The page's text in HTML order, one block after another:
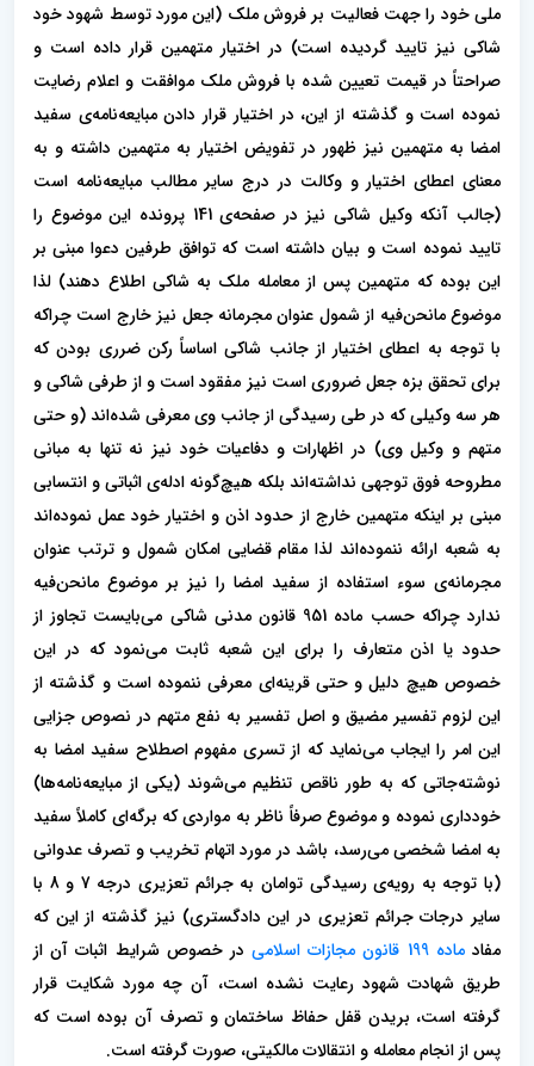
ملی خود را جهت فعالیت بر فروش ملک (این مورد توسط شهود خود
شاکی نیز تایید گردیده است) در اختیار متهمین قرار داده است و
صراحتاً در قیمت تعیین شده با فروش ملک موافقت و اعلام رضایت
نموده است و گذشته از این، در اختیار قرار دادن مبایعه‌نامه‌ی سفید
امضا به متهمین نیز ظهور در تفویض اختیار به متهمین داشته و به
معنای اعطای اختیار و وکالت در درج سایر مطالب مبایعه‌نامه است
(جالب آنکه وکیل شاکی نیز در صفحه‌ی 141 پرونده این موضوع را
تایید نموده است و بیان داشته است که توافق طرفین دعوا مبنی بر
این بوده که متهمین پس از معامله ملک به شاکی اطلاع دهند) لذا
موضوع مانحن‌فیه از شمول عنوان مجرمانه جعل نیز خارج است چراکه
با توجه به اعطای اختیار از جانب شاکی اساساً رکن ضرری بودن که
برای تحقق بزه جعل ضروری است نیز مفقود است و از طرفی شاکی و
هر سه وکیلی که در طی رسیدگی از جانب وی معرفی شده‌اند (و حتی
متهم و وکیل وی) در اظهارات و دفاعیات خود نیز نه تنها به مبانی
مطروحه فوق توجهی نداشته‌اند بلکه هیچ‌گونه ادله‌ی اثباتی و انتسابی
مبنی بر اینکه متهمین خارج از حدود اذن و اختیار خود عمل نموده‌اند
به شعبه ارائه ننموده‌اند لذا مقام قضایی امکان شمول و ترتب عنوان
مجرمانه‌ی سوء استفاده از سفید امضا را نیز بر موضوع مانحن‌فيه
ندارد چراکه حسب ماده 951 قانون مدنی شاکی می‌بایست تجاوز از
حدود یا اذن متعارف را برای این شعبه ثابت می‌نمود که در این
خصوص هیچ دلیل و حتی قرینه‌ای معرفی ننموده است و گذشته از
این لزوم تفسیر مضیق و اصل تفسیر به نفع متهم در نصوص جزایی
این امر را ایجاب می‌نماید که از تسری مفهوم اصطلاح سفید امضا به
نوشته‌جاتی که به طور ناقص تنظیم می‌شوند (یکی از مبایعه‌نامه‌ها)
خودداری نموده و موضوع صرفاً ناظر به مواردی که برگه‌ای کاملاً سفید
به امضا شخصی می‌رسد، باشد در مورد اتهام تخریب و تصرف عدوانی
(با توجه به رویه‌ی رسیدگی توامان به جرائم تعزیری درجه 7 و 8 با
سایر درجات جرائم تعزیری در این دادگستری) نیز گذشته از این که
مفادماده 199 قانون مجازات اسلامی
در خصوص شرایط اثبات آن از
طریق شهادت شهود رعایت نشده است، آن چه مورد شکایت قرار
گرفته است، بریدن قفل حفاظ ساختمان و تصرف آن بوده است که
پس از انجام معامله و انتقالات مالکیتی، صورت گرفته است.